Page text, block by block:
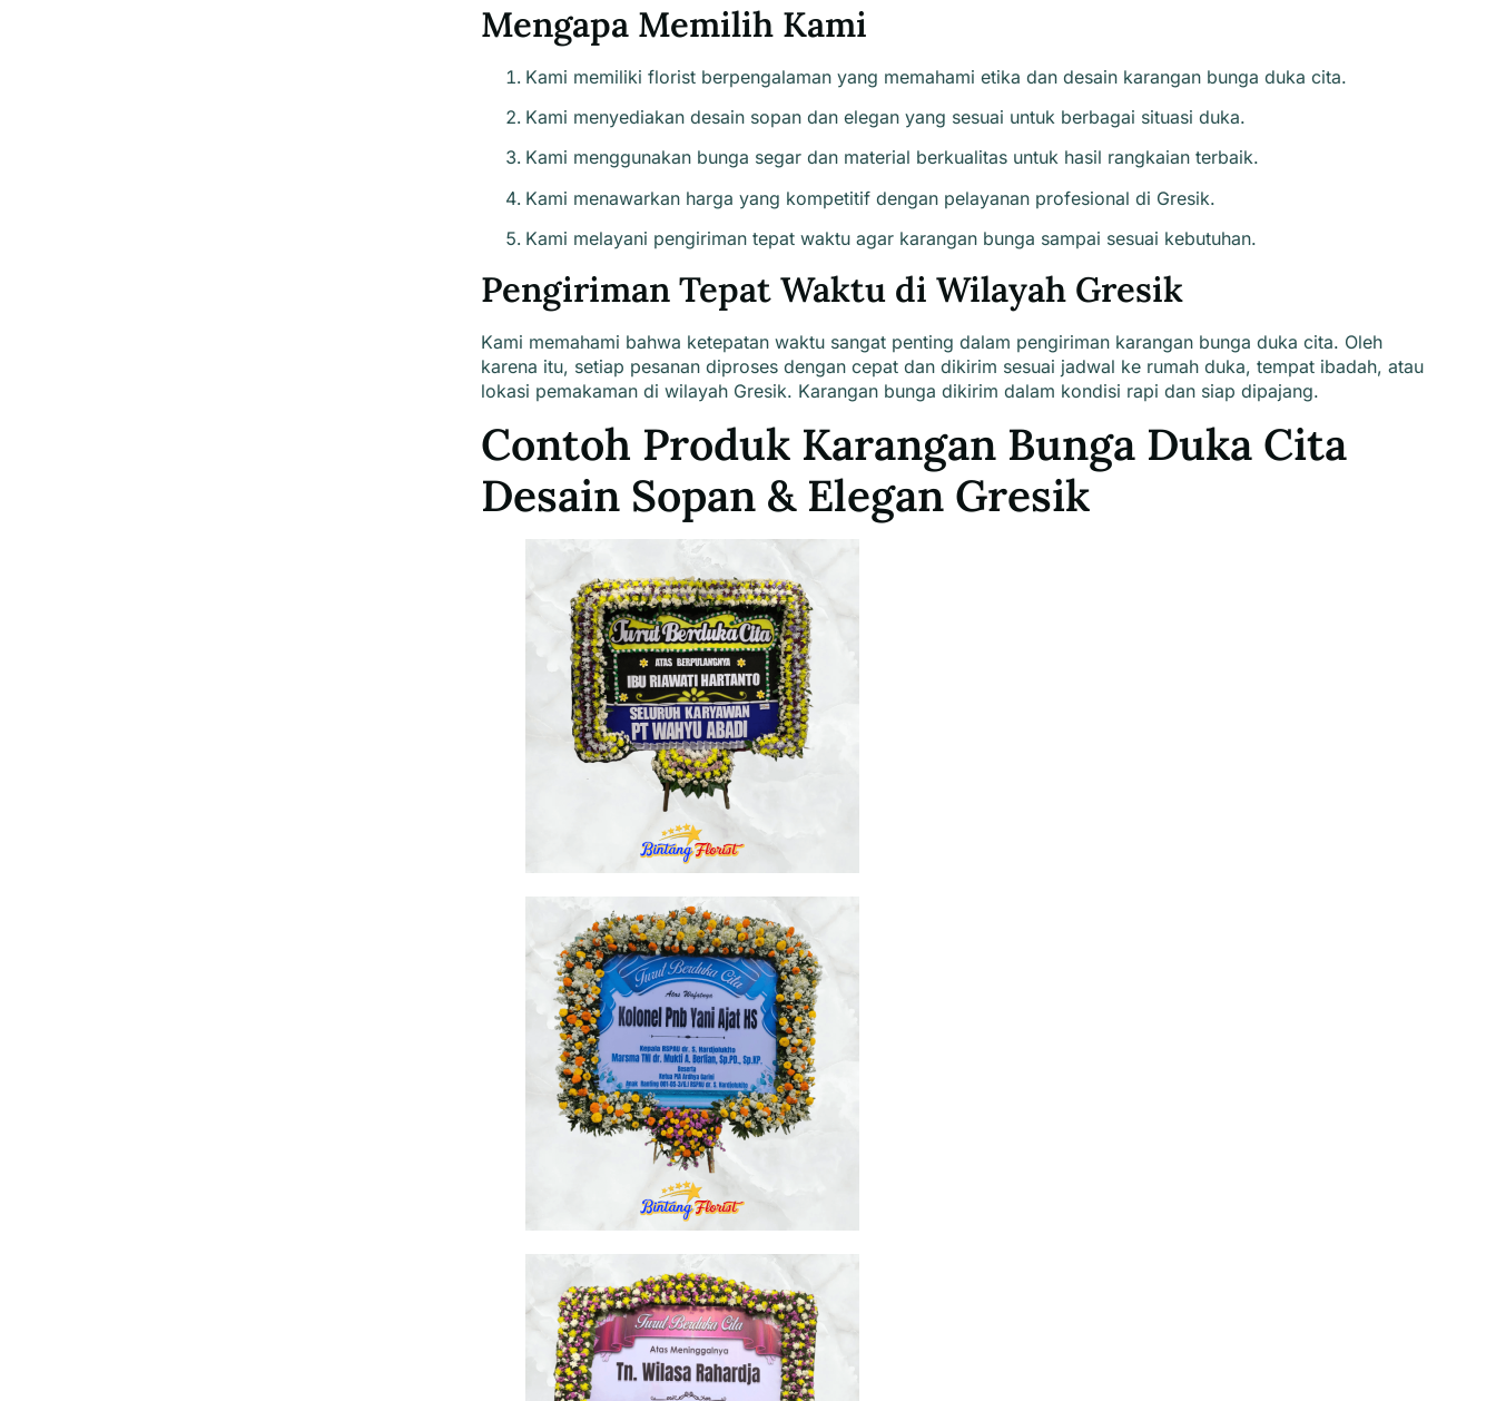
Mengapa Memilih Kami
Kami memiliki florist berpengalaman yang memahami etika dan desain karangan bunga duka cita.
Kami menyediakan desain sopan dan elegan yang sesuai untuk berbagai situasi duka.
Kami menggunakan bunga segar dan material berkualitas untuk hasil rangkaian terbaik.
Kami menawarkan harga yang kompetitif dengan pelayanan profesional di Gresik.
Kami melayani pengiriman tepat waktu agar karangan bunga sampai sesuai kebutuhan.
Pengiriman Tepat Waktu di Wilayah Gresik
Kami memahami bahwa ketepatan waktu sangat penting dalam pengiriman karangan bunga duka cita. Oleh
karena itu, setiap pesanan diproses dengan cepat dan dikirim sesuai jadwal ke rumah duka, tempat ibadah, atau
lokasi pemakaman di wilayah Gresik. Karangan bunga dikirim dalam kondisi rapi dan siap dipajang.
Contoh Produk Karangan Bunga Duka Cita
Desain Sopan & Elegan Gresik